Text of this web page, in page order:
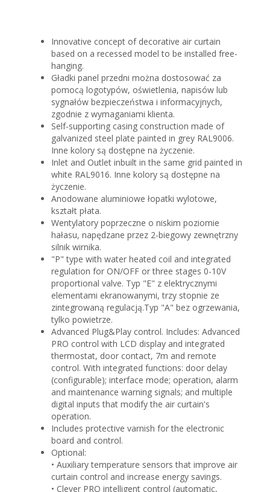
Innovative concept of decorative air curtain
based on a recessed model to be installed free-
hanging.
Gładki panel przedni można dostosować za
pomocą logotypów, oświetlenia, napisów lub
sygnałów bezpieczeństwa i informacyjnych,
zgodnie z wymaganiami klienta.
Self-supporting casing construction made of
galvanized steel plate painted in grey RAL9006.
Inne kolory są dostępne na życzenie.
Inlet and Outlet inbuilt in the same grid painted in
white RAL9016. Inne kolory są dostępne na
życzenie.
Anodowane aluminiowe łopatki wylotowe,
kształt płata.
Wentylatory poprzeczne o niskim poziomie
hałasu, napędzane przez 2-biegowy zewnętrzny
silnik wirnika.
"P" type with water heated coil and integrated
regulation for ON/OFF or three stages 0-10V
proportional valve. Typ "E" z elektrycznymi
elementami ekranowanymi, trzy stopnie ze
zintegrowaną regulacją.Typ "A" bez ogrzewania,
tylko powietrze.
Advanced Plug&Play control. Includes: Advanced
PRO control with LCD display and integrated
thermostat, door contact, 7m and remote
control. With integrated functions: door delay
(configurable); interface mode; operation, alarm
and maintenance warning signals; and multiple
digital inputs that modify the air curtain's
operation.
Includes protective varnish for the electronic
board and control.
Optional:
• Auxiliary temperature sensors that improve air
curtain control and increase energy savings.
• Clever PRO intelligent control (automatic,